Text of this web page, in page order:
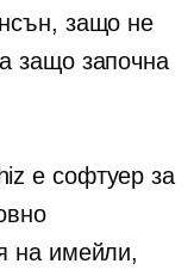
защо не
защо започна
е софтуер за
на имейли,